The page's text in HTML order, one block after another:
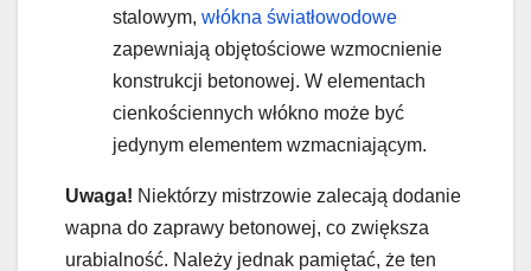
stalowym, włókna światłowodowe
zapewniają objętościowe wzmocnienie
konstrukcji betonowej. W elementach
cienkościennych włókno może być
jedynym elementem wzmacniającym.
Uwaga! Niektórzy mistrzowie zalecają dodanie
wapna do zaprawy betonowej, co zwiększa
urabialność. Należy jednak pamiętać, że ten